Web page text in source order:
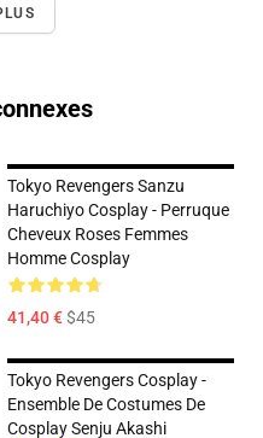
Tokyo Revengers Sanzu
Haruchiyo Cosplay - Perruque
Cheveux Roses Femmes
Homme Cosplay
41,40 €$45
Tokyo Revengers Cosplay -
Ensemble De Costumes De
Cosplay Senju Akashi